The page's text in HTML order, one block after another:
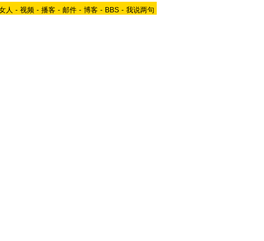
人 - 视频 - 播客 - 邮件 - 博客 - BBS - 我说两句